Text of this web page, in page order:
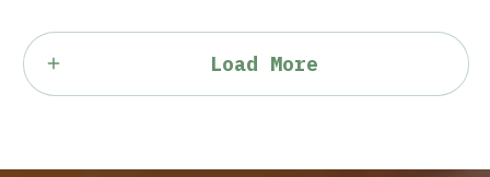
Load More